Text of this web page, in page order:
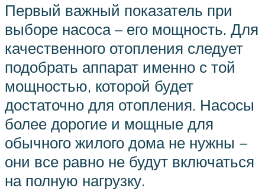
Первый важный показатель при
выборе насоса – его мощность. Для
качественного отопления следует
подобрать аппарат именно с той
мощностью, которой будет
достаточно для отопления. Насосы
более дорогие и мощные для
обычного жилого дома не нужны −
они все равно не будут включаться
на полную нагрузку.